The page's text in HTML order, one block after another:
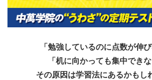
「勉強しているのに点数が伸
「机に向かっても集中でき
その原因は学習法にあるかもし